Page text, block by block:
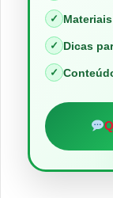
✓
✓ Dicas
✓